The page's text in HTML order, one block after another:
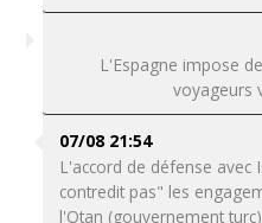
L'Espagne impose
voyageurs
07/08 21:54
L'accord de défense avec
contredit pas" les
l'Otan (gouvernement turc)